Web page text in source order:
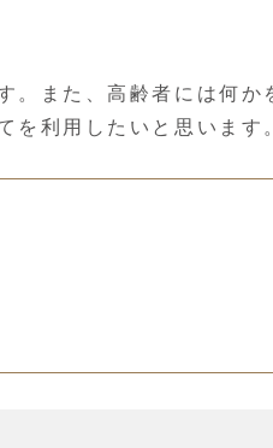
また、高齢者には何か
を利用したいと思います